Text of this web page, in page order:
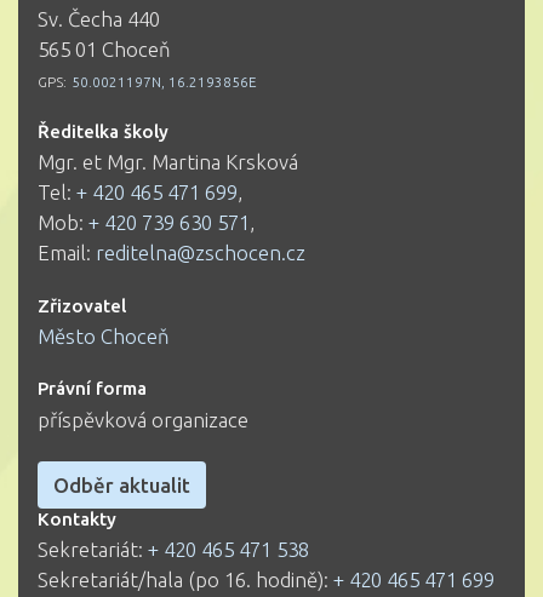
Sv. Čecha 440
565 01 Choceň
GPS: 50.0021197N, 16.2193856E
Ředitelka školy
Mgr. et Mgr. Martina Krsková
Tel: + 420 465 471 699,
Mob: + 420 739 630 571 ,
Email: reditelna@zschocen.cz
Zřizovatel
Město Choceň
Právní forma
příspěvková organizace
Odběr aktualit
Kontakty
Sekretariát: + 420 465 471 538
Sekretariát/hala (po 16. hodině): + 420 465 471 699